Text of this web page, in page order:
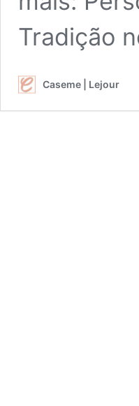
Tradição
Caseme | Lejour